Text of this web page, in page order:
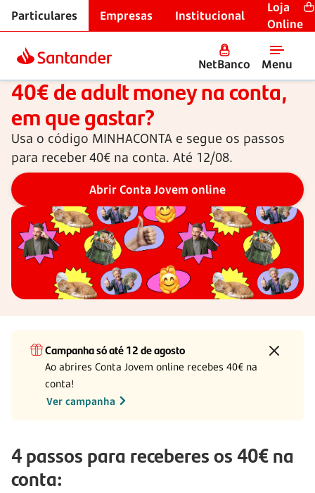
Particulares Empresas Institucional
Loja
Online
NetBanco Menu
Início
40€ de adult money na conta,
em que gastar?
Usa o código MINHACONTA e segue os passos
para receber 40€ na conta. Até 12/08.
Campanha só até 12 de agosto
Ao abrires Conta Jovem online recebes 40€ na
conta!
Ver campanha
4 passos para receberes os 40€ na
conta: